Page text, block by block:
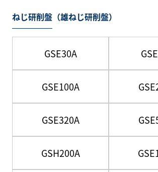
ねじ研削盤（雄ねじ研削盤）
GSE30A
GSE100A
GSE320A
GSH200A